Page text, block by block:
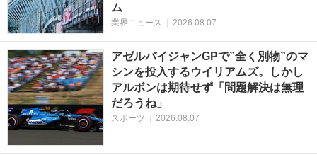
ム
業界ニュース | 2026.08.07
アゼルバイジャンGPで”全く別物”のマ
シンを投入するウイリアムズ。しかし
アルボンは期待せず「問題解決は無理
だろうね」
スポーツ 2026.08.07